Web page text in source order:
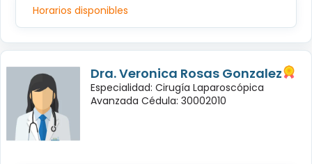
Horarios disponibles
Dra. Veronica Rosas Gonzalez
Especialidad: Cirugía Laparoscópica
Avanzada Cédula: 30002010